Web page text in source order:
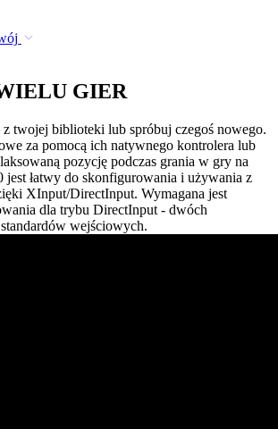
GIER
twojej biblioteki lub spróbuj czegoś nowego.
za pomocą ich natywnego kontrolera lub
pozycję podczas grania w gry na
łatwy do skonfigurowania i używania z
XInput/DirectInput. Wymagana jest
dla trybu DirectInput - dwóch
wejściowych.